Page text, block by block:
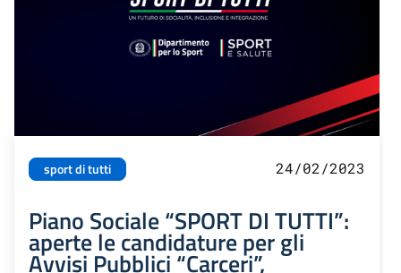
sport di tutti 24/02/2023
Piano Sociale “SPORT DI TUTTI”:
aperte le candidature per gli
Avvisi Pubblici “Carceri”,